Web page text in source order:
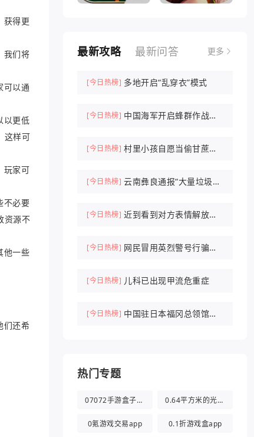
获得更
我们将
可以通
以更低
这样可
玩家可
不必要
资源不
他一些
们还希
最新攻略 最新问答 更多
[今日热榜] 多地开启“乱穿衣”模式
[今日热榜] 中国海军开启蜂群作战时
[今日热榜] 村里小孩自愿当偷甘蔗农
[今日热榜] 云南彝良通报“大量垃圾倾
[今日热榜] 近到看到对方表情解放军
[今日热榜] 网民冒用英烈警号行骗被
[今日热榜] 儿科已出现甲流危重症
[今日热榜] 中国驻日本福冈总领馆紧
热门专题
07072手游盒子app 0.64平方米的光都与你有关
0氪游戏交易app 0.1折游戏盒app